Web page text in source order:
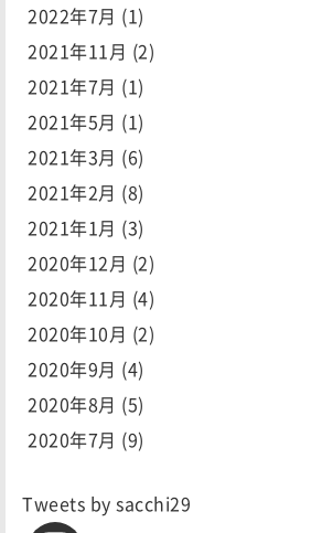
2022年7月 (1)
2021年11月 (2)
2021年7月 (1)
2021年5月 (1)
2021年3月 (6)
2021年2月 (8)
2021年1月 (3)
2020年12月 (2)
2020年11月 (4)
2020年10月 (2)
2020年9月 (4)
2020年8月 (5)
2020年7月 (9)
Tweets by sacchi29